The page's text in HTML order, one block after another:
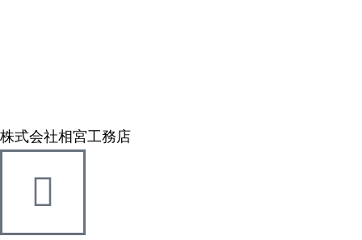
株式会社相宮工務店